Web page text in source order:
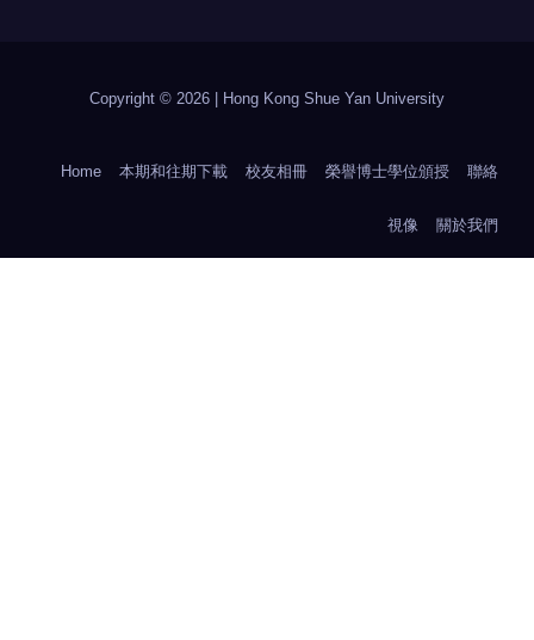
Copyright © 2026 | Hong Kong Shue Yan University
Home 本期和往期下載 校友相冊 榮譽博士學位頒授 聯絡
視像 關於我們